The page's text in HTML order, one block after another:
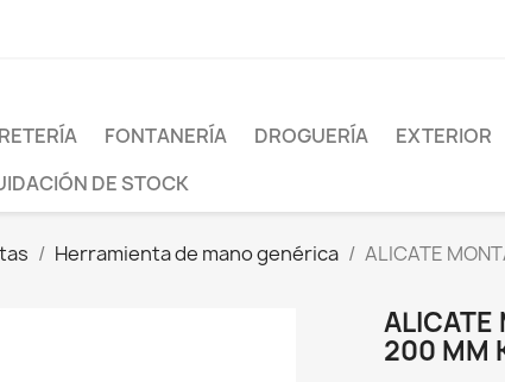
FONTANERÍA DROGUERÍA EXTERIOR
DE STOCK
Herramienta de mano genérica
ALICATE
ALICATE
200 MM